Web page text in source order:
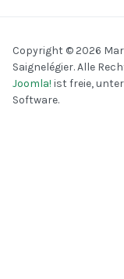
Copyright © 2026
Saignelégier. Alle
Joomla! ist freie,
Software.